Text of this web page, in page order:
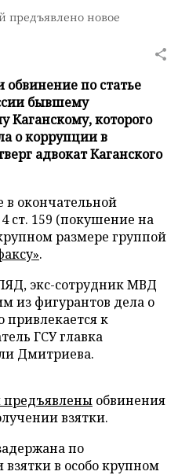
предъявлено новое
по статье
бывшему
которого
о коррупции в
адвокат Каганского
в окончательной
ст. 159 (покушение на
размере группой
.
экс-сотрудник МВД
из фигурантов дела о
привлекается к
ГСУ главка
Дмитриева.
предъявлены обвинения
взятки.
по
в особо крупном